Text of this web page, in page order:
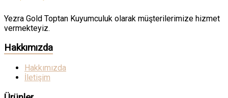
Yezra Gold Toptan Kuyumculuk olarak müşterilerimize hizmet
vermekteyiz.
Hakkımızda
Hakkımızda
İletişim